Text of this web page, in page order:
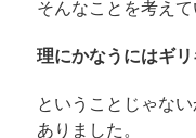
そんなことを考えて
理にかなうにはギ
ということじゃな
ありました。